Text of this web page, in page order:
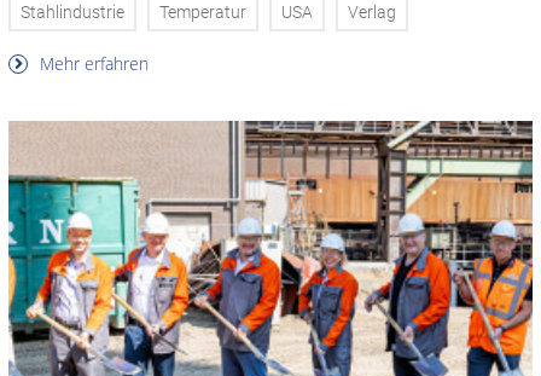
Stahlindustrie Temperatur USA Verlag
Mehr erfahren